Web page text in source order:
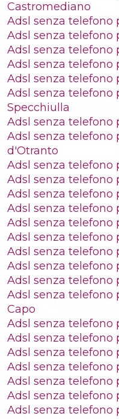
Castromediano
Adsl senza telefono
Adsl senza telefono
Adsl senza telefono
Adsl senza telefono
Adsl senza telefono
Adsl senza telefono
Specchiulla
Adsl senza telefono
Adsl senza telefono
d'Otranto
Adsl senza telefono
Adsl senza telefono
Adsl senza telefono
Adsl senza telefono
Adsl senza telefono
Adsl senza telefono
Adsl senza telefono
Adsl senza telefono
Adsl senza telefono
Adsl senza telefono
Capo
Adsl senza telefono
Adsl senza telefono
Adsl senza telefono
Adsl senza telefono
Adsl senza telefono
Adsl senza telefono
Adsl senza telefono